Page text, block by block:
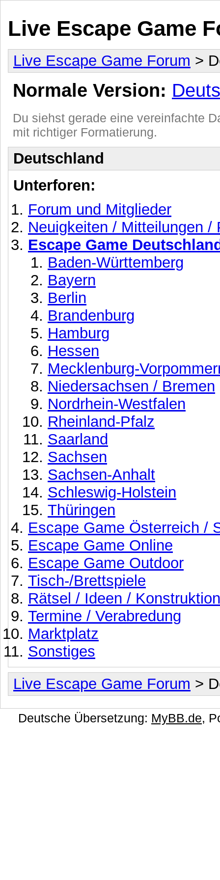
Live Escape Game
Live Escape Game Forum >
Normale Version:
Du siehst gerade eine vereinfachte
mit richtiger Formatierung.
Deutschland
Unterforen:
Forum und Mitglieder
Neuigkeiten / Mitteilungen /
Escape Game
Baden-Württemberg
Bayern
Berlin
Brandenburg
Hamburg
Hessen
Mecklenburg-
Niedersachsen / Bremen
Nordrhein-Westfalen
Rheinland-Pfalz
Saarland
Sachsen
Sachsen-Anhalt
Schleswig-Holstein
Thüringen
Escape Game Österreich /
Escape Game Online
Escape Game Outdoor
Tisch-/Brettspiele
Rätsel / Ideen /
Termine / Verabredung
Marktplatz
Sonstiges
Live Escape Game Forum >
Deutsche Übersetzung: MyBB.de,